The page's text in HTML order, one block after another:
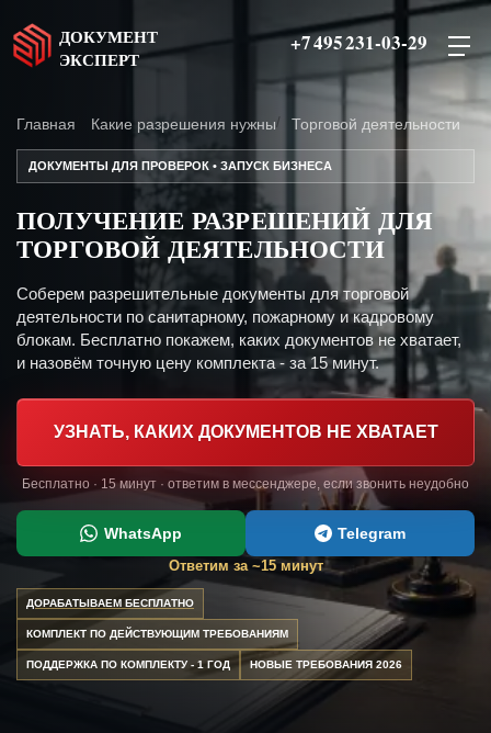
ДОКУМЕНТ
ЭКСПЕРТ
+7 495 231-03-29
Главная Какие разрешения нужны Торговой деятельности
ДОКУМЕНТЫ ДЛЯ ПРОВЕРОК • ЗАПУСК БИЗНЕСА
ПОЛУЧЕНИЕ РАЗРЕШЕНИЙ ДЛЯ
ТОРГОВОЙ ДЕЯТЕЛЬНОСТИ
Соберем разрешительные документы для торговой
деятельности по санитарному, пожарному и кадровому
блокам. Бесплатно покажем, каких документов не хватает,
и назовём точную цену комплекта - за 15 минут.
УЗНАТЬ, КАКИХ ДОКУМЕНТОВ НЕ ХВАТАЕТ
Бесплатно · 15 минут · ответим в мессенджере, если звонить неудобно
WhatsApp Telegram
Ответим за ~15 минут
ДОРАБАТЫВАЕМ БЕСПЛАТНО
КОМПЛЕКТ ПО ДЕЙСТВУЮЩИМ ТРЕБОВАНИЯМ
ПОДДЕРЖКА ПО КОМПЛЕКТУ - 1 ГОД НОВЫЕ ТРЕБОВАНИЯ 2026